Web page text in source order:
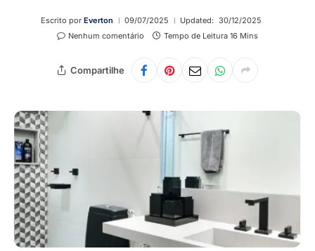
Escrito por Everton 09/07/2025 Updated: 30/12/2025
Nenhum comentário
Tempo de Leitura 16 Mins
Compartilhe